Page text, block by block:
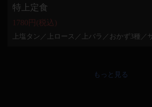
特上定食
1780円(税込)
上塩タン／上ロース／上バラ／おかず3種／
もっと見る